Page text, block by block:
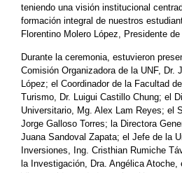
teniendo una visión institucional
formación integral de nuestros
Florentino Molero López, Presidente
Durante la ceremonia, estuvieron
Comisión Organizadora de la UNF, Dr.
López; el Coordinador de la Facultad
Turismo, Dr. Luigui Castillo Chung; el
Universitario, Mg. Alex Lam Reyes; el
Jorge Galloso Torres; la Directora
Juana Sandoval Zapata; el Jefe de la
Inversiones, Ing. Cristhian Rumiche
la Investigación, Dra. Angélica Atoche,